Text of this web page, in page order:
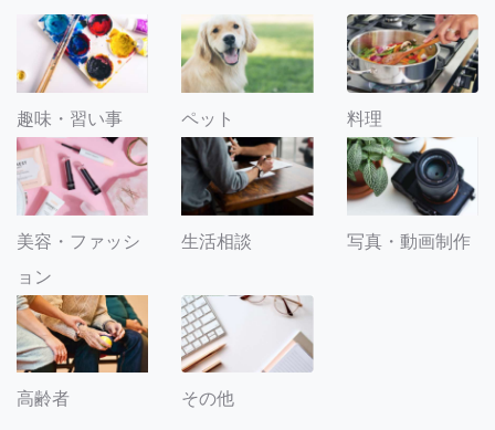
趣味・習い事 ペット 料理
美容・ファッシ
ョン
生活相談 写真・動画制作
高齢者 その他